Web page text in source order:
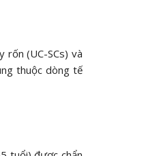
rốn (UC-SCs) và
thuộc dòng tế